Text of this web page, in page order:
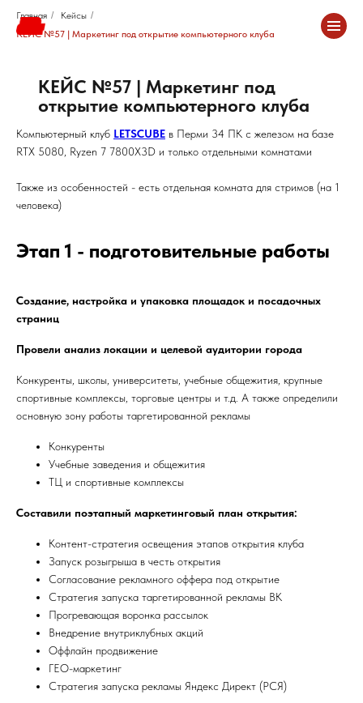
Главная / Кейсы /
КЕЙС №57 | Маркетинг под открытие компьютерного клуба
КЕЙС №57 | Маркетинг под
открытие компьютерного клуба
Компьютерный клуб LETSCUBE в Перми 34 ПК с железом на базе
RTX 5080, Ryzen 7 7800X3D и только отдельными комнатами
Также из особенностей - есть отдельная комната для стримов (на 1
человека)
Этап 1 - подготовительные работы
Создание, настройка и упаковка площадок и посадочных
страниц
Провели анализ локации и целевой аудитории города
Конкуренты, школы, университеты, учебные общежития, крупные
спортивные комплексы, торговые центры и т.д. А также определили
основную зону работы таргетированной рекламы
Конкуренты
Учебные заведения и общежития
ТЦ и спортивные комплексы
Составили поэтапный маркетинговый план открытия:
Контент-стратегия освещения этапов открытия клуба
Запуск розыгрыша в честь открытия
Согласование рекламного оффера под открытие
Стратегия запуска таргетированной рекламы ВК
Прогревающая воронка рассылок
Внедрение внутриклубных акций
Оффлайн продвижение
ГЕО-маркетинг
Стратегия запуска рекламы Яндекс Директ (РСЯ)